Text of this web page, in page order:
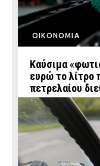
ΟΙΚΟΝΟΜΙΑ
Καύσιμα
ευρώ το λίτρο
πετρελαίου